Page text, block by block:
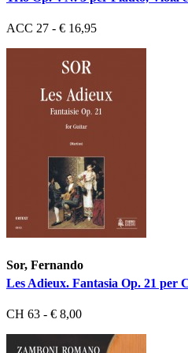
ACC 27 - € 16,95
Sor, Fernando
Les Adieux. Fantasia Op. 21 per
CH 63 - € 8,00